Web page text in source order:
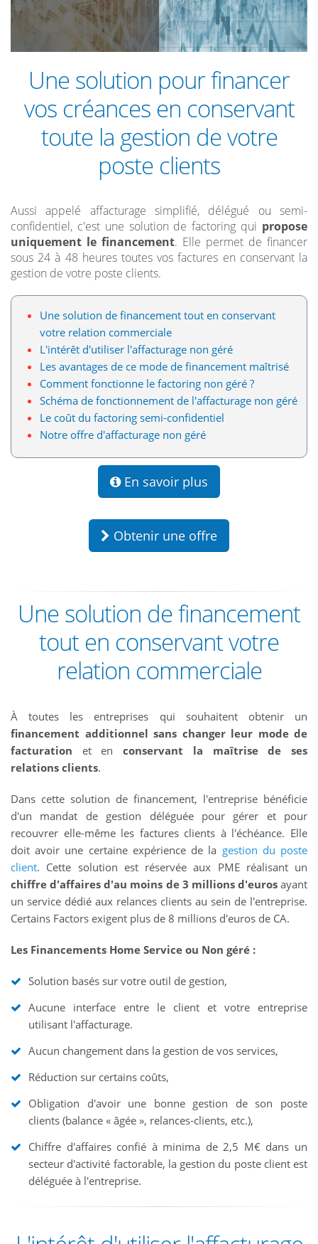
Une solution pour financer
vos créances en conservant
toute la gestion de votre
poste clients
Aussi appelé affacturage simplifié, délégué ou semi-
confidentiel, c'est une solution de factoring qui propose
uniquement le financement. Elle permet de financer
sous 24 à 48 heures toutes vos factures en conservant la
gestion de votre poste clients.
Une solution de financement tout en conservant
votre relation commerciale
L'intérêt d'utiliser l'affacturage non géré
Les avantages de ce mode de financement maîtrisé
Comment fonctionne le factoring non géré ?
Schéma de fonctionnement de l'affacturage non géré
Le coût du factoring semi-confidentiel
Notre offre d'affacturage non géré
En savoir plus
Obtenir une offre
Une solution de financement
tout en conservant votre
relation commerciale
À toutes les entreprises qui souhaitent obtenir un
financement additionnel sans changer leur mode de
facturation et enconservant la maîtrise de ses
relations clients.
Dans cette solution de financement, l'entreprise bénéficie
d'un mandat de gestion déléguée pour gérer et pour
recouvrer elle-même les factures clients à l'échéance. Elle
doit avoir une certaine expérience de la gestion du poste
client. Cette solution est réservée aux PME réalisant un
chiffre d'affaires d'au moins de 3 millions d'eurosayant
un service dédié aux relances clients au sein de l'entreprise.
Certains Factors exigent plus de 8 millions d'euros de CA.
Les Financements Home Service ou Non géré :
Solution basés sur votre outil de gestion,
Aucune interface entre le client et votre entreprise
utilisant l'affacturage.
Aucun changement dans la gestion de vos services,
Réduction sur certains coûts,
Obligation d'avoir une bonne gestion de son poste
clients (balance « âgée », relances-clients, etc.),
Chiffre d'affaires confié à minima de 2,5 M€ dans un
secteur d'activité factorable, la gestion du poste client est
déléguée à l'entreprise.